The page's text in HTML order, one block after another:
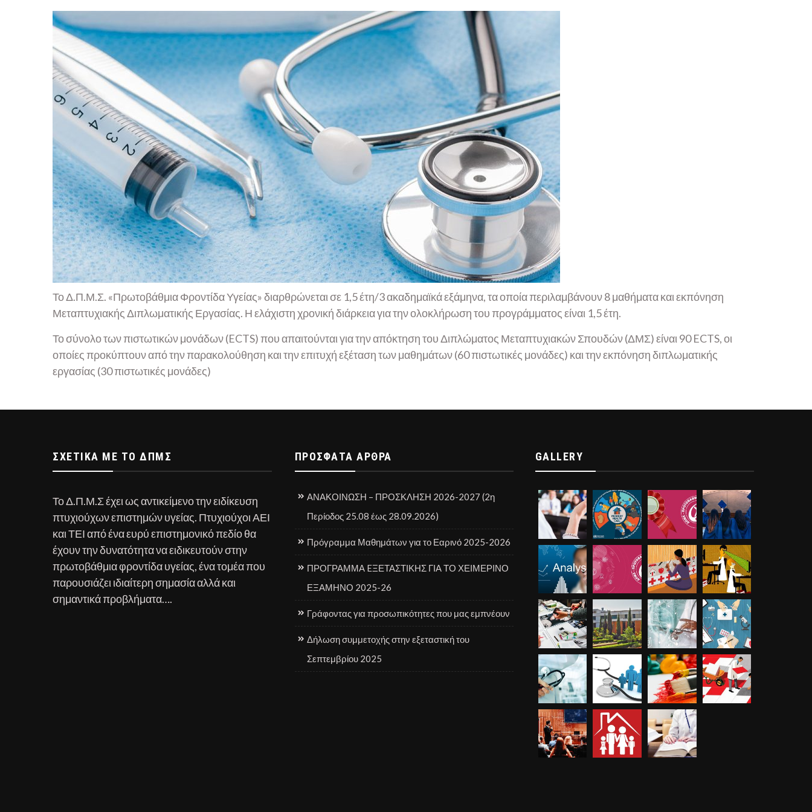
Το Δ.Π.Μ.Σ. «Πρωτοβάθμια Φροντίδα Υγείας» διαρθρώνεται σε 1,5 έτη/3 ακαδημαϊκά εξάμηνα, τα οποία περιλαμβάνουν 8 μαθήματα και εκπόνηση
Μεταπτυχιακής Διπλωματικής Εργασίας. Η ελάχιστη χρονική διάρκεια για την ολοκλήρωση του προγράμματος είναι 1,5 έτη.
Το σύνολο των πιστωτικών μονάδων (ECTS) που απαιτούνται για την απόκτηση του Διπλώματος Μεταπτυχιακών Σπουδών (ΔΜΣ) είναι 90 ECTS, οι
οποίες προκύπτουν από την παρακολούθηση και την επιτυχή εξέταση των μαθημάτων (60 πιστωτικές μονάδες) και την εκπόνηση διπλωματικής
εργασίας (30 πιστωτικές μονάδες)
ΣΧΕΤΙΚΆ ΜΕ ΤΟ ΔΠΜΣ
Το Δ.Π.Μ.Σ έχει ως αντικείμενο την ειδίκευση
πτυχιούχων επιστημών υγείας. Πτυχιούχοι ΑΕΙ
και ΤΕΙ από ένα ευρύ επιστημονικό πεδίο θα
έχουν την δυνατότητα να ειδικευτούν στην
πρωτοβάθμια φροντίδα υγείας, ένα τομέα που
παρουσιάζει ιδιαίτερη σημασία αλλά και
σημαντικά προβλήματα….
ΠΡΌΣΦΑΤΑ ΆΡΘΡΑ
ΑΝΑΚΟΙΝΩΣΗ – ΠΡΟΣΚΛΗΣΗ 2026-2027 (2η
Περίοδος 25.08 έως 28.09.2026)
Πρόγραμμα Μαθημάτων για το Εαρινό 2025-2026
ΠΡΟΓΡΑΜΜΑ EΞΕΤΑΣΤΙΚΗΣ ΓΙΑ ΤΟ ΧΕΙΜΕΡΙΝΟ
ΕΞΑΜΗΝΟ 2025-26
Γράφοντας για προσωπικότητες που μας εμπνέουν
Δήλωση συμμετοχής στην εξεταστική του
Σεπτεμβρίου 2025
GALLERY